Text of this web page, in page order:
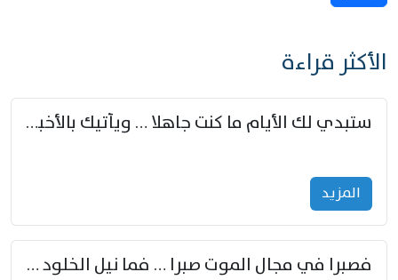
الأكثر قراءة
ستبدي لك الأيام ما كنت جاهلا … ويأتيك بالأخبار من لم تزوّد
المزید
فصبرا في مجال الموت صبرا … فما نيل الخلود بمستطاع